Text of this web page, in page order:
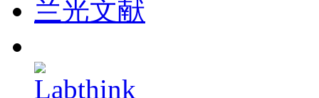
兰光文献